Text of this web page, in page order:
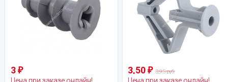
3 ₽
Цена при заказе онлайн!
3,50₽ 3,95 руб.
Цена при заказе онлайн!